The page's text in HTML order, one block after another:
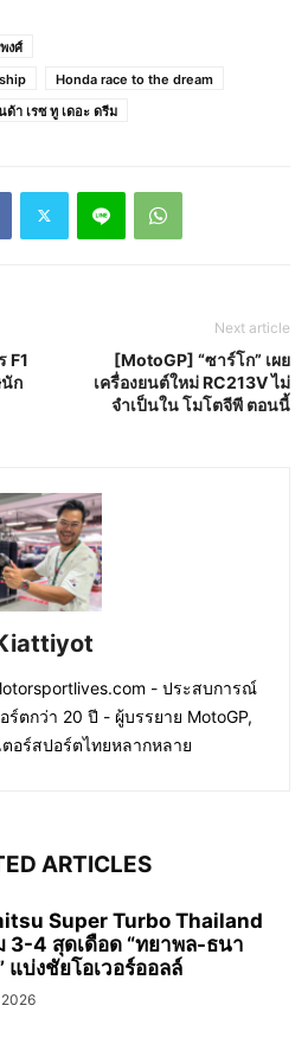
งศ์
Honda race to the dream
ด้า เรซ ทู เดอะ ดรีม
F1
ก
Next article
[MotoGP] “ซาร์โก” เผย
เครื่องยนต์ใหม่ RC213V ไม่
จำเป็นใน โมโตจีพี ตอนนี้
- ประสบการณ์
ร์ตกว่า 20 ปี - ผู้บรรยาย MotoGP,
ตอร์สปอร์ตไทยหลากหลาย
ARTICLES
Super Turbo Thailand
3-4 สุดเดือด “ทยาพล-ธนา
แบ่งชัยโอเวอร์ออลล์